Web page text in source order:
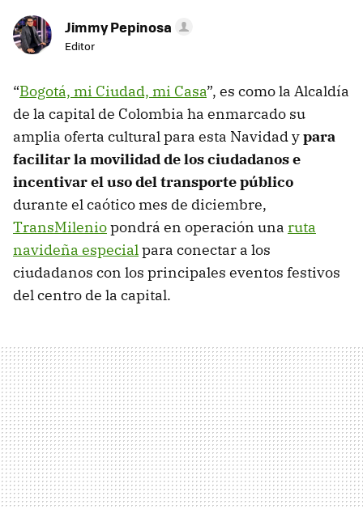
Jimmy Pepinosa
Editor
“Bogotá, mi Ciudad, mi Casa”, es como la Alcaldía
de la capital de Colombia ha enmarcado su
amplia oferta cultural para esta Navidad ypara
facilitar la movilidad de los ciudadanos e
incentivar el uso del transporte público
durante el caótico mes de diciembre,
TransMileniopondrá en operación una ruta
navideña especialpara conectar a los
ciudadanos con los principales eventos festivos
del centro de la capital.